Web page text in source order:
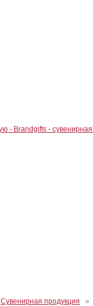
Сувенирная продукция »